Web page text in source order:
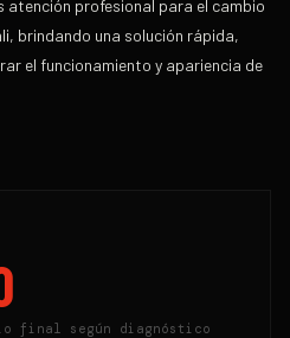
profesional para el cambio
brindando una solución rápida,
el funcionamiento y apariencia de
final según diagnóstico